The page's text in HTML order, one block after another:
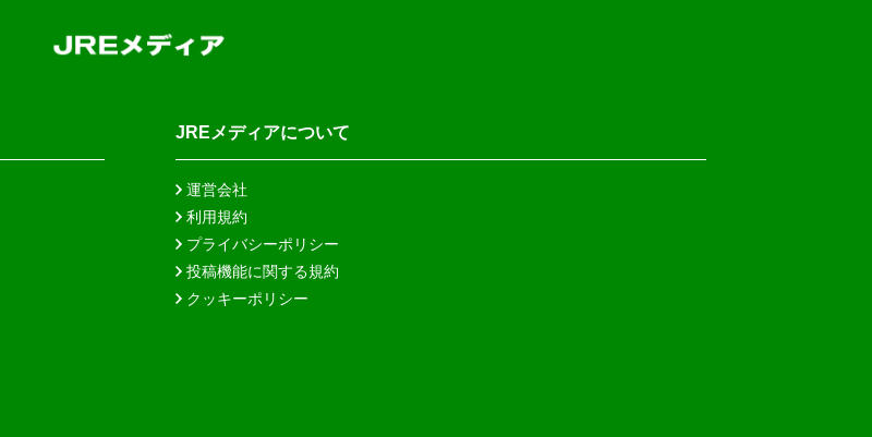
JREメディアについて
運営会社
利用規約
プライバシーポリシー
投稿機能に関する規約
クッキーポリシー